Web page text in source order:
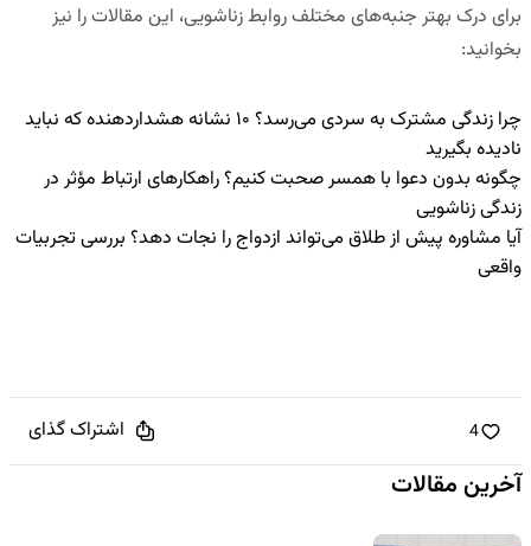
برای درک بهتر جنبه‌های مختلف روابط زناشویی، این مقالات را نیز
بخوانید:
چرا زندگی مشترک به سردی می‌رسد؟ ۱۰ نشانه هشداردهنده که نباید
نادیده بگیرید
چگونه بدون دعوا با همسر صحبت کنیم؟ راهکارهای ارتباط مؤثر در
زندگی زناشویی
آیا مشاوره پیش از طلاق می‌تواند ازدواج را نجات دهد؟ بررسی تجربیات
واقعی
4 اشتراک گذای
آخرین مقالات